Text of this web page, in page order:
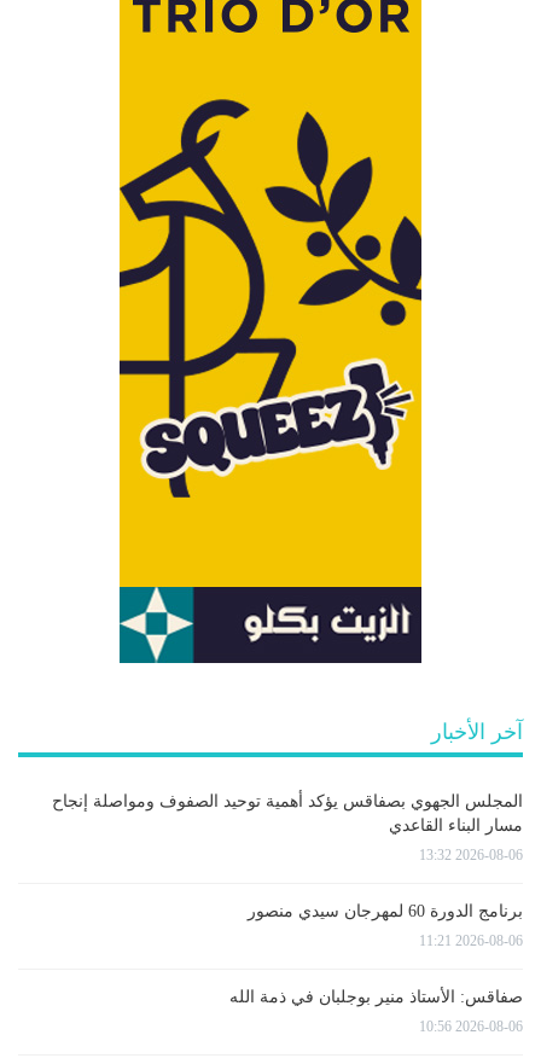
آخر الأخبار
المجلس الجهوي بصفاقس يؤكد أهمية توحيد الصفوف ومواصلة إنجاح
مسار البناء القاعدي
2026-08-06 13:32
برنامج الدورة 60 لمهرجان سيدي منصور
2026-08-06 11:21
صفاقس: الأستاذ منير بوجلبان في ذمة الله
2026-08-06 10:56